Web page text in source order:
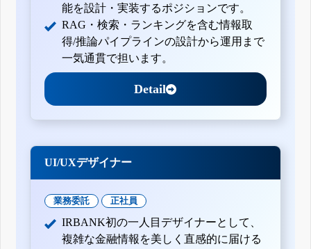
能を設計・実装するポジションです。
RAG・検索・ランキングを含む情報取
得/推論パイプラインの設計から運用まで
一気通貫で担います。
Detail
UI/UXデザイナー
業務委託 正社員
IRBANK初の一人目デザイナーとして、
複雑な金融情報を美しく直感的に届ける